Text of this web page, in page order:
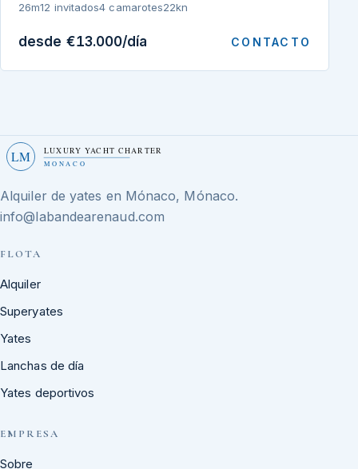
26m12 invitados4 camarotes22kn
desde €13.000/día CONTACTO
LM LUXURY YACHT CHARTER
MONACO
Alquiler de yates en Mónaco, Mónaco.
info@labandearenaud.com
FLOTA
Alquiler
Superyates
Yates
Lanchas de día
Yates deportivos
EMPRESA
Sobre